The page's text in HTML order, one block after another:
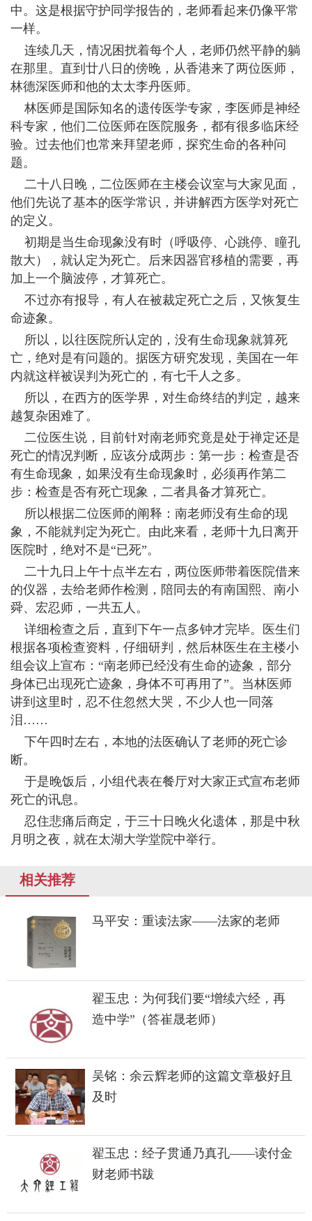
中。这是根据守护同学报告的，老师看起来仍像平常
一样。
连续几天，情况困扰着每个人，老师仍然平静的躺
在那里。直到廿八日的傍晚，从香港来了两位医师，
林德深医师和他的太太李丹医师。
林医师是国际知名的遗传医学专家，李医师是神经
科专家，他们二位医师在医院服务，都有很多临床经
验。过去他们也常来拜望老师，探究生命的各种问
题。
二十八日晚，二位医师在主楼会议室与大家见面，
他们先说了基本的医学常识，并讲解西方医学对死亡
的定义。
初期是当生命现象没有时（呼吸停、心跳停、瞳孔
散大），就认定为死亡。后来因器官移植的需要，再
加上一个脑波停，才算死亡。
不过亦有报导，有人在被裁定死亡之后，又恢复生
命迹象。
所以，以往医院所认定的，没有生命现象就算死
亡，绝对是有问题的。据医方研究发现，美国在一年
内就这样被误判为死亡的，有七千人之多。
所以，在西方的医学界，对生命终结的判定，越来
越复杂困难了。
二位医生说，目前针对南老师究竟是处于禅定还是
死亡的情况判断，应该分成两步：第一步：检查是否
有生命现象，如果没有生命现象时，必须再作第二
步：检查是否有死亡现象，二者具备才算死亡。
所以根据二位医师的阐释：南老师没有生命的现
象，不能就判定为死亡。由此来看，老师十九日离开
医院时，绝对不是“已死”。
二十九日上午十点半左右，两位医师带着医院借来
的仪器，去给老师作检测，陪同去的有南国熙、南小
舜、宏忍师，一共五人。
详细检查之后，直到下午一点多钟才完毕。医生们
根据各项检查资料，仔细研判，然后林医生在主楼小
组会议上宣布：“南老师已经没有生命的迹象，部分
身体已出现死亡迹象，身体不可再用了”。当林医师
讲到这里时，忍不住忽然大哭，不少人也一同落
泪……
下午四时左右，本地的法医确认了老师的死亡诊
断。
于是晚饭后，小组代表在餐厅对大家正式宣布老师
死亡的讯息。
忍住悲痛后商定，于三十日晚火化遗体，那是中秋
月明之夜，就在太湖大学堂院中举行。
相关推荐
马平安：重读法家——法家的老师
翟玉忠：为何我们要“增续六经，再
造中学”（答崔晟老师）
吴铭：余云辉老师的这篇文章极好且
及时
翟玉忠：经子贯通乃真孔——读付金
财老师书跋